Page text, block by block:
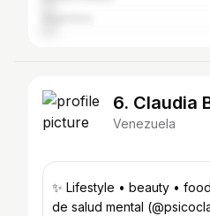
6. Claudia
Venezuela
✨ Lifestyle • beauty •
de salud mental